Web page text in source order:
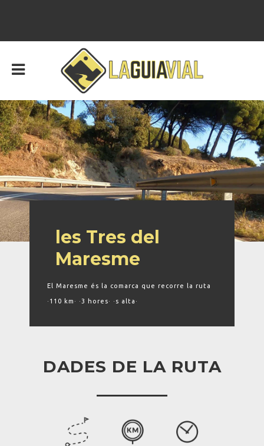
les Tres del
Maresme
El Maresme és la comarca que recorre la ruta
·110 km· ·3 hores· ·s alta·
DADES DE LA RUTA